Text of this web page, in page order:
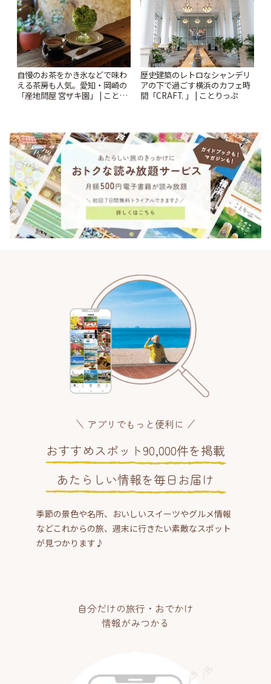
自慢のお茶をかき氷などで味わ
える茶房も人気。愛知・岡崎の
「産地問屋 宮ザキ園」 | ことり
歴史建築のレトロなシャンデリ
アの下で過ごす横浜のカフェ時
間「CRAFT. 」 | ことりっぷ
アプリでもっと便利に
おすすめスポット90,000件を掲載
あたらしい情報を毎日お届け
季節の景色や名所、おいしいスイーツやグルメ情報
などこれからの旅、週末に行きたい素敵なスポット
が見つかります♪
自分だけの旅行・おでかけ
情報がみつかる